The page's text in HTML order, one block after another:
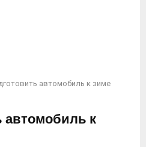
автомобиль к зиме
автомобиль к